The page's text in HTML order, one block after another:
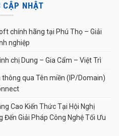
CẬP NHẬT
chính hãng tại Phú Thọ – Giải
nghiệp
chị Dung – Gia Cẩm – Việt Trì
qua Tên miền (IP/Domain)
Cao Kiến Thức Tại Hội Nghị
Đến Giải Pháp Công Nghệ Tối Ưu